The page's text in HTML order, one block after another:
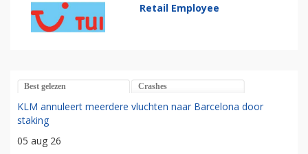
Retail Employee
Best gelezen Crashes
KLM annuleert meerdere vluchten naar Barcelona door
staking
05 aug 26